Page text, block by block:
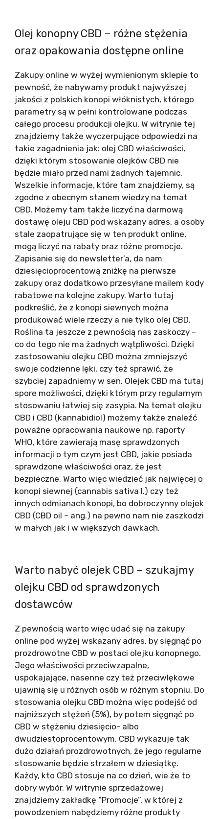
Olej konopny CBD – różne stężenia
oraz opakowania dostępne online
Zakupy online w wyżej wymienionym sklepie to
pewność, że nabywamy produkt najwyższej
jakości z polskich konopi włóknistych, którego
parametry są w pełni kontrolowane podczas
całego procesu produkcji olejku. W witrynie tej
znajdziemy także wyczerpujące odpowiedzi na
takie zagadnienia jak: olej CBD właściwości,
dzięki którym stosowanie olejków CBD nie
będzie miało przed nami żadnych tajemnic.
Wszelkie informacje, które tam znajdziemy, są
zgodne z obecnym stanem wiedzy na temat
CBD. Możemy tam także liczyć na darmową
dostawę oleju CBD pod wskazany adres, a osoby
stale zaopatrujące się w ten produkt online,
mogą liczyć na rabaty oraz różne promocje.
Zapisanie się do newsletter’a, da nam
dziesięcioprocentową zniżkę na pierwsze
zakupy oraz dodatkowo przesyłane mailem kody
rabatowe na kolejne zakupy. Warto tutaj
podkreślić, że z konopi siewnych można
produkować wiele rzeczy a nie tylko olej CBD.
Roślina ta jeszcze z pewnością nas zaskoczy –
co do tego nie ma żadnych wątpliwości. Dzięki
zastosowaniu olejku CBD można zmniejszyć
swoje codzienne lęki, czy też sprawić, że
szybciej zapadniemy w sen. Olejek CBD ma tutaj
spore możliwości, dzięki którym przy regularnym
stosowaniu łatwiej się zasypia. Na temat olejku
CBD i CBD (kannabidiol) możemy także znaleźć
poważne opracowania naukowe np. raporty
WHO, które zawierają masę sprawdzonych
informacji o tym czym jest CBD, jakie posiada
sprawdzone właściwości oraz, że jest
bezpieczne. Warto więc wiedzieć jak najwięcej o
konopi siewnej (cannabis sativa l.) czy też
innych odmianach konopi, bo dobroczynny olejek
CBD (CBD oil – ang.) na pewno nam nie zaszkodzi
w małych jak i w większych dawkach.
Warto nabyć olejek CBD – szukajmy
olejku CBD od sprawdzonych
dostawców
Z pewnością warto więc udać się na zakupy
online pod wyżej wskazany adres, by sięgnąć po
prozdrowotne CBD w postaci olejku konopnego.
Jego właściwości przeciwzapalne,
uspokajające, nasenne czy też przeciwlękowe
ujawnią się u różnych osób w różnym stopniu. Do
stosowania olejku CBD można więc podejść od
najniższych stężeń (5%), by potem sięgnąć po
CBD w stężeniu dziesięcio- albo
dwudziestoprocentowym. CBD wykazuje tak
dużo działań prozdrowotnych, że jego regularne
stosowanie będzie strzałem w dziesiątkę.
Każdy, kto CBD stosuje na co dzień, wie że to
dobry wybór. W witrynie sprzedażowej
znajdziemy zakładkę “Promocje”, w której z
powodzeniem nabędziemy różne produkty